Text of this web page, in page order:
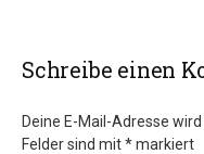
Schreibe einen
Deine E-Mail-Adresse
Felder sind mit*markiert